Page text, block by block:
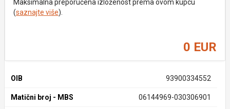
Maksimalna preporučena izloženost prema ovom kupcu
(saznajte više).
0 EUR
OIB 93900334552
Matični broj - MBS 06144969-030306901